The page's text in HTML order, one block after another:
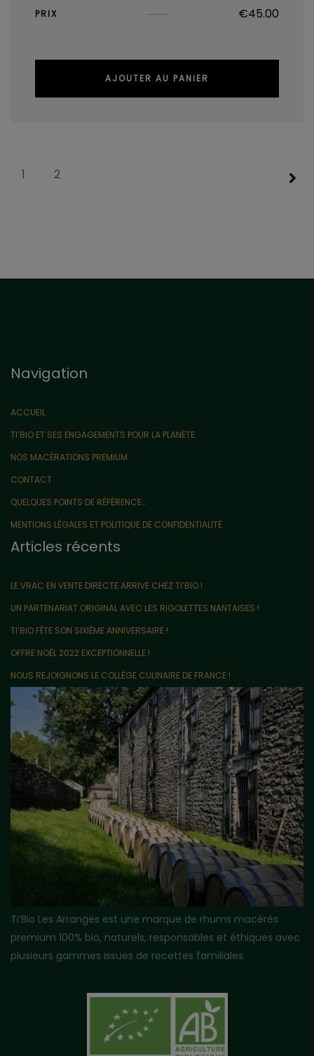
PRIX €45.00
AJOUTER AU PANIER
1 2
Navigation
ACCUEIL
TI’BIO ET SES ENGAGEMENTS POUR LA PLANÈTE
NOS MACÉRATIONS PREMIUM
CONTACT
QUELQUES POINTS DE RÉFÉRENCE…
MENTIONS LÉGALES ET POLITIQUE DE CONFIDENTIALITÉ
Articles récents
LE VRAC EN VENTE DIRECTE ARRIVE CHEZ TI’BIO !
UN PARTENARIAT ORIGINAL AVEC LES RIGOLETTES NANTAISES !
TI’BIO FÊTE SON SIXIÈME ANNIVERSAIRE !
OFFRE NOËL 2022 EXCEPTIONNELLE !
NOUS REJOIGNONS LE COLLÈGE CULINAIRE DE FRANCE !
Ti’Bio Les Arrangés est une marque de rhums macérés
premium 100% bio, naturels, responsables et éthiques avec
plusieurs gammes issues de recettes familiales.